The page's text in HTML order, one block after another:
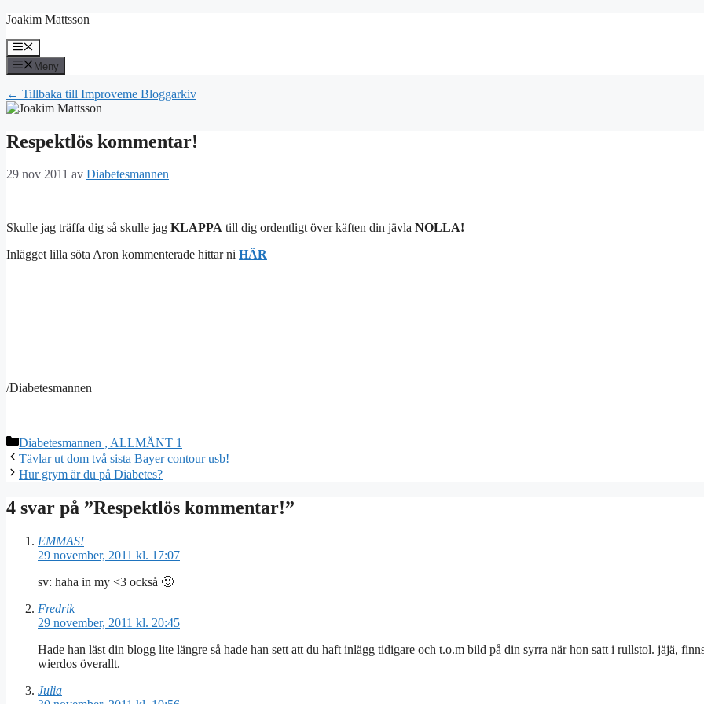
Hoppa
innehåll
Joakim Mattsson
Meny
Meny
← Tillbaka till Improveme Bloggarkiv
Respektlös kommentar!
29 nov 2011 av Diabetesmannen
Skulle jag träffa dig så skulle jag KLAPPA till dig ordentligt över käften din jävla NOLLA!
Inlägget lilla söta Aron kommenterade hittar ni HÄR
/Diabetesmannen
Kategorier
Diabetesmannen , ALLMÄNT 1
Tävlar ut dom två sista Bayer contour usb!
Hur grym är du på Diabetes?
4 svar på ”Respektlös kommentar!”
EMMAS!
29 november, 2011 kl. 17:07
sv: haha in my <3 också 🙂
Fredrik
29 november, 2011 kl. 20:45
Hade han läst din blogg lite längre så hade han sett att du haft inlägg tidigare och t.o.m bild på din syrra när hon satt i rullstol. jäjä,
wierdos överallt.
Julia